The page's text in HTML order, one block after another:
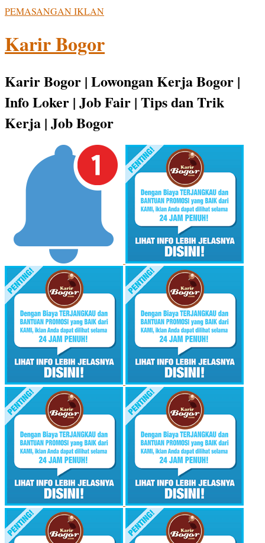
PEMASANGAN IKLAN
Karir Bogor
Karir Bogor | Lowongan Kerja Bogor |
Info Loker | Job Fair | Tips dan Trik
Kerja | Job Bogor